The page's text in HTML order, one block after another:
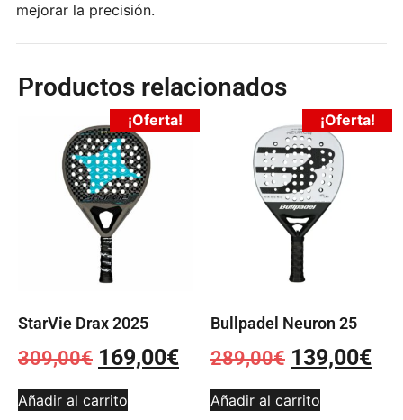
mejorar la precisión.
Productos relacionados
¡Oferta!
StarVie Drax 2025
309,00€ 169,00€
Añadir al carrito
¡Oferta!
Bullpadel Neuron 25
289,00€ 139,00€
Añadir al carrito